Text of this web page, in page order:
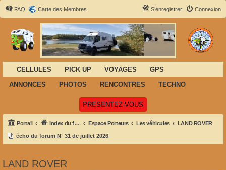
FAQ Carte des Membres Connexion
S’enregistrer
CELLULES PICK UP VOYAGES
GPS
ANNONCES
PHOTOS RENCONTRES TECHNO
PRESENTEZ-VOUS
Portail Index du forum Espace Porteurs Les véhicules LAND ROVER
écho du forum N° 31 de juillet 2026
LAND ROVER